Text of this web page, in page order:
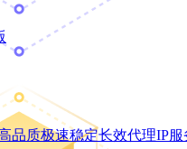
品质极速稳定长效代理IP服